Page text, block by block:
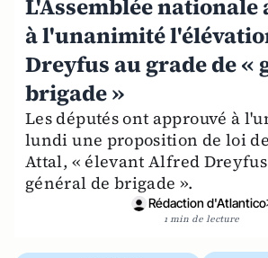
L'Assemblée nationale
à l'unanimité
Dreyfus au grade de «
brigade »
Les députés ont approuvé à
lundi une proposition de loi
Attal, « élevant Alfred
général de brigade ».
Rédaction d'Atlantico
1 min de lecture